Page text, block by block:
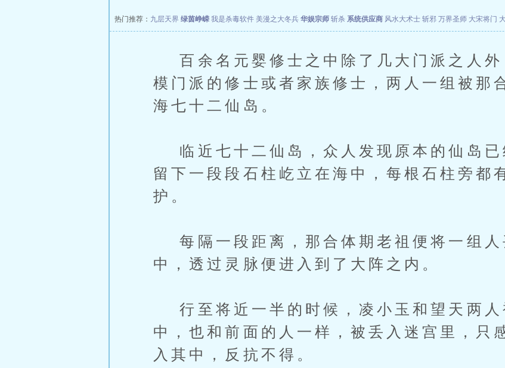
热门推荐： 九层天界 绿茵峥嵘 我是杀毒软件 美漫之大冬兵 华娱宗师 斩杀 系统供应商 风水大术士 斩邪 万界圣师 大宋将门
百余名元婴修士之中除了几大门派之人外
模门派的修士或者家族修士，两人一组被那
海七十二仙岛。
临近七十二仙岛，众人发现原本的仙岛已
留下一段段石柱屹立在海中，每根石柱旁都
护。
每隔一段距离，那合体期老祖便将一组人
中，透过灵脉便进入到了大阵之内。
行至将近一半的时候，凌小玉和望天两人
中，也和前面的人一样，被丢入迷宫里，只
入其中，反抗不得。